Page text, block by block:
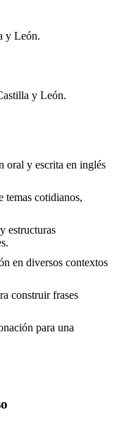
y León.
y León.
oral y escrita en inglés
temas cotidianos,
estructuras
en diversos contextos
construir frases
para una